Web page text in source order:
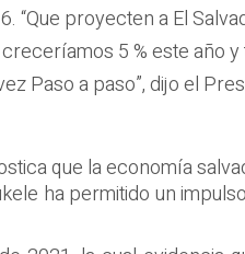
“Que proyecten a El
5 % este año
Paso a paso”, dijo el
que la economía
ha permitido un